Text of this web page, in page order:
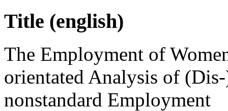
Title (english)
The Employment of
orientated Analysis of
nonstandard Employment